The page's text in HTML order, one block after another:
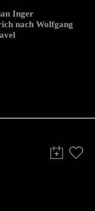
Inger
nach Wolfgang